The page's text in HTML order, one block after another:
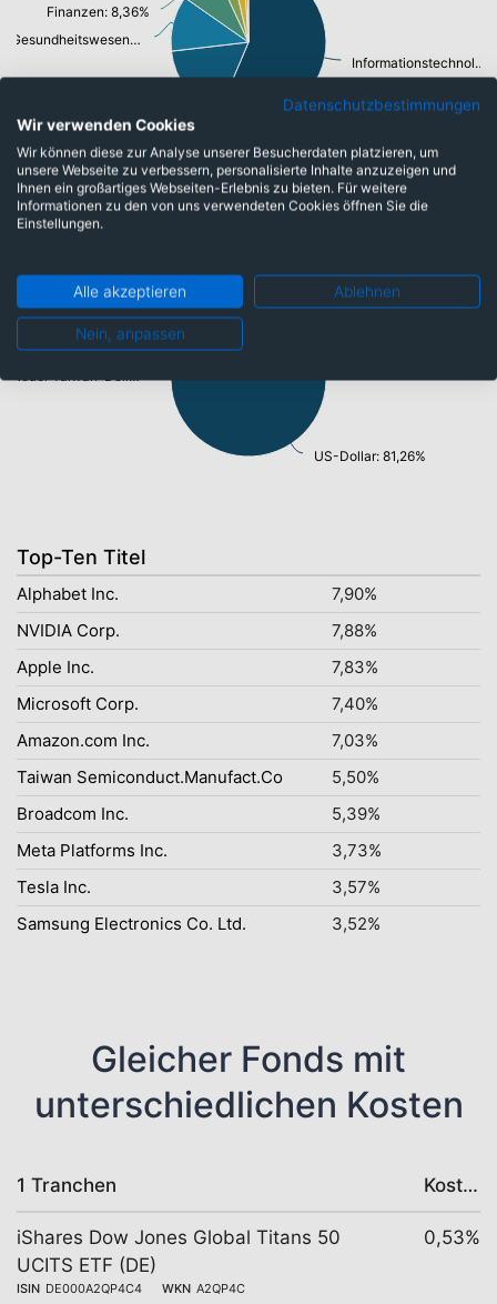
Informationstechnologie/ Telekommunikation: 56,38%
Gesundheitswesen: 11,55%
Finanzen: 8,36%
Währungen
US-Dollar: 81,26%
Neuer Taiwan-Dollar: 5,50%
Euro: 4,58%
Südkoreanischer Won: 3,52%
Schweizer Franken: 2,57%
Top-Ten Titel
Alphabet Inc.
7,90%
NVIDIA Corp.
7,88%
Apple Inc.
7,83%
Microsoft Corp.
7,40%
Amazon.com Inc.
7,03%
Taiwan Semiconduct.Manufact.Co
5,50%
Broadcom Inc.
5,39%
Meta Platforms Inc.
3,73%
Tesla Inc.
3,57%
Samsung Electronics Co. Ltd.
3,52%
Gleicher Fonds mit
unterschiedlichen Kosten
1 Tranchen Kosten
iShares Dow Jones Global Titans 50
UCITS ETF (DE)
ISIN DE000A2QP4C4 WKN A2QP4C
0,53%
Datenschutzbestimmungen
Wir verwenden Cookies
Wir können diese zur Analyse unserer Besucherdaten platzieren, um
unsere Webseite zu verbessern, personalisierte Inhalte anzuzeigen und
Ihnen ein großartiges Webseiten-Erlebnis zu bieten. Für weitere
Informationen zu den von uns verwendeten Cookies öffnen Sie die
Einstellungen.
Alle akzeptieren Ablehnen
Nein, anpassen